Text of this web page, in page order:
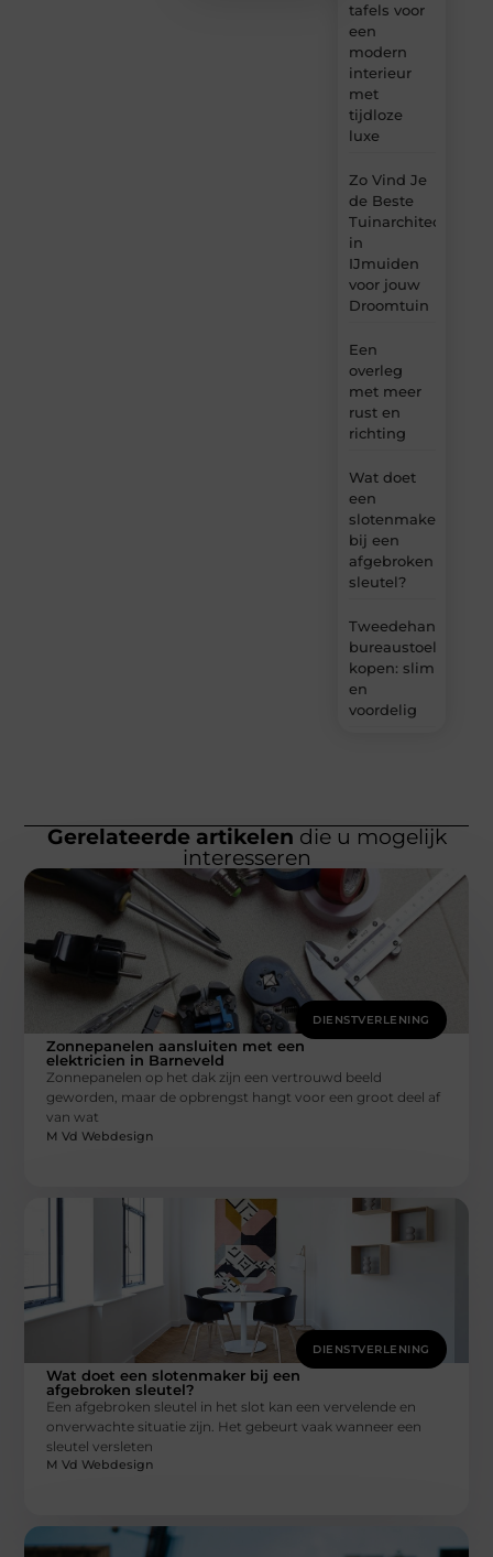
tafels voor
een
modern
interieur
met
tijdloze
luxe
Zo Vind Je
de Beste
Tuinarchitect
in
IJmuiden
voor jouw
Droomtuin
Een
overleg
met meer
rust en
richting
Wat doet
een
slotenmaker
bij een
afgebroken
sleutel?
Tweedehands
bureaustoel
kopen: slim
en
voordelig
Gerelateerde artikelen die u mogelijk
interesseren
DIENSTVERLENING
Zonnepanelen aansluiten met een
elektricien in Barneveld
Zonnepanelen op het dak zijn een vertrouwd beeld
geworden, maar de opbrengst hangt voor een groot deel af
van wat
M Vd Webdesign
DIENSTVERLENING
Wat doet een slotenmaker bij een
afgebroken sleutel?
Een afgebroken sleutel in het slot kan een vervelende en
onverwachte situatie zijn. Het gebeurt vaak wanneer een
sleutel versleten
M Vd Webdesign